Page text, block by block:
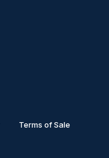
Terms of Sale